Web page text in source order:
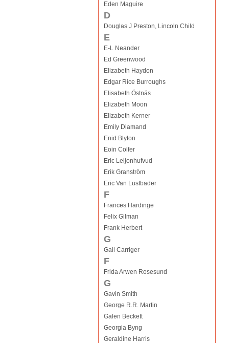
Eden Maguire
D
Douglas J Preston, Lincoln Child
E
E-L Neander
Ed Greenwood
Elizabeth Haydon
Edgar Rice Burroughs
Elisabeth Östnäs
Elizabeth Moon
Elizabeth Kerner
Emily Diamand
Enid Blyton
Eoin Colfer
Eric Leijonhufvud
Erik Granström
Eric Van Lustbader
F
Frances Hardinge
Felix Gilman
Frank Herbert
G
Gail Carriger
F
Frida Arwen Rosesund
G
Gavin Smith
George R.R. Martin
Galen Beckett
Georgia Byng
Geraldine Harris